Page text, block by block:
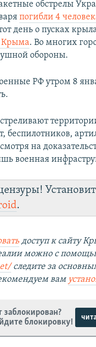
обстрелы
погибли 4
день о пусках
Крыма. Во многих
обороны.
РФ утром 8
беспилотников,
на
военная
.
доступ к сайту
можно с
следите за
вам
заблокирован?
блокировку!